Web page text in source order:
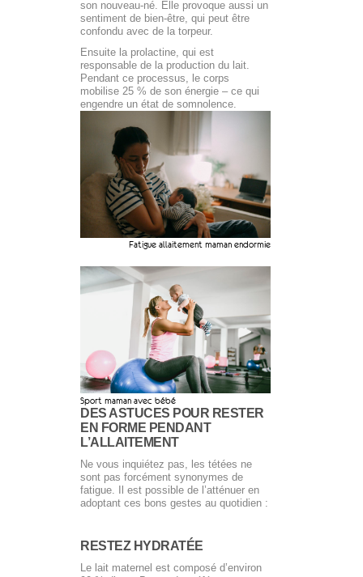
son nouveau-né. Elle provoque aussi un
sentiment de bien-être, qui peut être
confondu avec de la torpeur.
Ensuite la prolactine, qui est
responsable de la production du lait.
Pendant ce processus, le corps
mobilise 25 % de son énergie – ce qui
engendre un état de somnolence.
Fatigue allaitement maman endormie
Sport maman avec bébé
DES ASTUCES POUR RESTER
EN FORME PENDANT
L’ALLAITEMENT
Ne vous inquiétez pas, les tétées ne
sont pas forcément synonymes de
fatigue. Il est possible de l’atténuer en
adoptant ces bons gestes au quotidien :
RESTEZ HYDRATÉE
Le lait maternel est composé d’environ